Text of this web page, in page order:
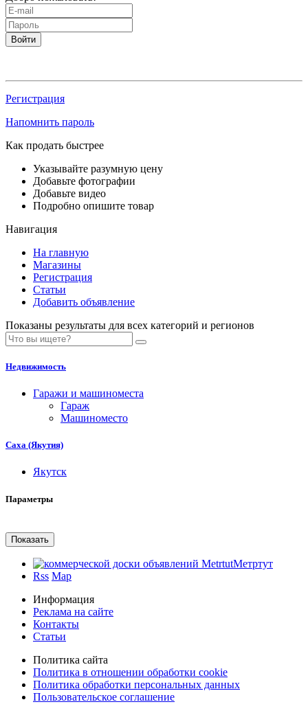
Войти
Регистрация
Напомнить пароль
Как продать быстрее
Указывайте разумную цену
Добавьте фотографии
Добавьте видео
Подробно опишите товар
Навигация
На главную
Магазины
Регистрация
Статьи
Добавить объявление
Показаны результаты для всех категорий и регионов
Недвижимость
Гаражи и машиноместа
Гараж
Машиноместо
Саха (Якутия)
Якутск
Параметры
Метртут
Rss Map
Информация
Реклама на сайте
Контакты
Статьи
Политика сайта
Политика в отношении обработки cookie
Политика обработки персональных данных
Пользовательское соглашение